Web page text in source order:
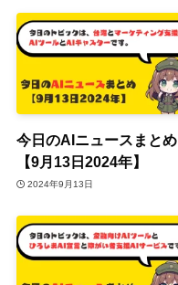
今日のAIニュースまとめ
【9月13日2024年】
2024年9月13日